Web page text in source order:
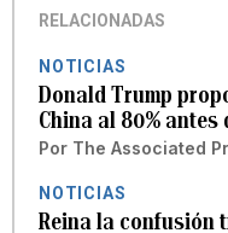
RELACIONADAS
NOTICIAS
Donald Trump
China al 80% antes
Por The Associated
NOTICIAS
Reina la confusión